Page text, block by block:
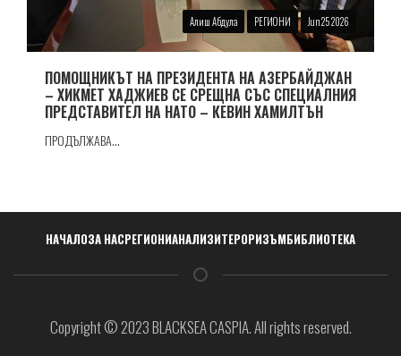
Алиш Абдула РЕГИОНИ Jun 25 2026
ПОМОЩНИКЪТ НА ПРЕЗИДЕНТА НА АЗЕРБАЙДЖАН
– ХИКМЕТ ХАДЖИЕВ СЕ СРЕЩНА СЪС СПЕЦИАЛНИЯ
ПРЕДСТАВИТЕЛ НА НАТО – КЕВИН ХАМИЛТЪН
ПРОДЪЛЖАВА...
Навигация
НАЧАЛОЗА НАСРЕГИОНИАНАЛИЗИТЕРОРИЗЪМБИБЛИОТЕКА
Copyright © 2023 BLACKSEA CASPIA. All rights reserved.